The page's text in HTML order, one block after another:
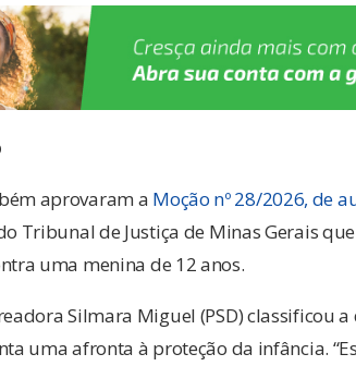
aprovaram a Moção nº 28/2026, de
Tribunal de Justiça de Minas Gerais
uma menina de 12 anos.
Silmara Miguel (PSD) classificou
uma afronta à proteção da infância.